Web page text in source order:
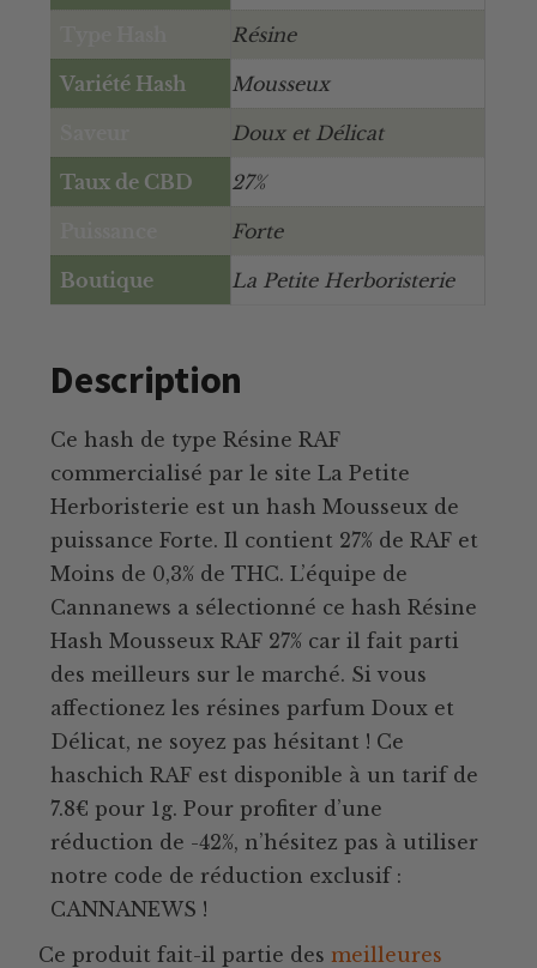
Résine
Variété Hash Mousseux
Doux et Délicat
Taux de CBD 27%
Forte
Boutique La Petite Herboristerie
Description
Ce hash de type Résine RAF
commercialisé par le site La Petite
Herboristerie est un hash Mousseux de
puissance Forte. Il contient 27% de RAF et
Moins de 0,3% de THC. L’équipe de
Cannanews a sélectionné ce hash Résine
Hash Mousseux RAF 27% car il fait parti
des meilleurs sur le marché. Si vous
affectionez les résines parfum Doux et
Délicat, ne soyez pas hésitant ! Ce
haschich RAF est disponible à un tarif de
7.8€ pour 1g. Pour profiter d’une
réduction de -42%, n’hésitez pas à utiliser
notre code de réduction exclusif :
CANNANEWS !
Ce produit fait-il partie des meilleures